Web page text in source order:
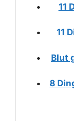
11
11
Blut
8